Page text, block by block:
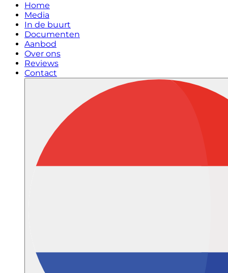
Home
Media
In de buurt
Documenten
Aanbod
Over ons
Reviews
Contact